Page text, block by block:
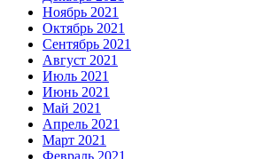
Ноябрь 2021
Октябрь 2021
Сентябрь 2021
Август 2021
Июль 2021
Июнь 2021
Май 2021
Апрель 2021
Март 2021